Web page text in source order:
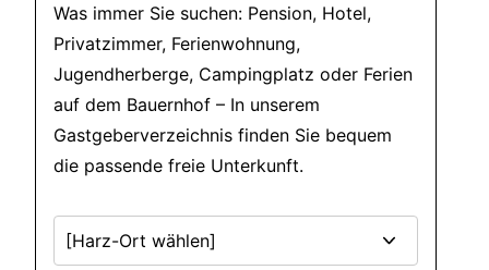
Was immer Sie suchen: Pension, Hotel,
Privatzimmer, Ferienwohnung,
Jugendherberge, Campingplatz oder Ferien
auf dem Bauernhof – In unserem
Gastgeberverzeichnis finden Sie bequem
die passende freie Unterkunft.